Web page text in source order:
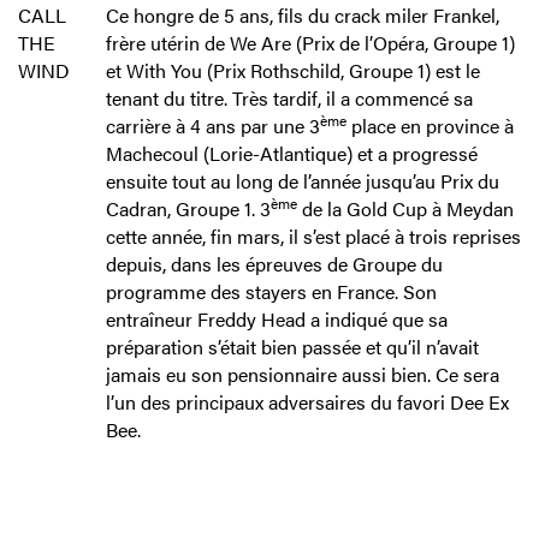
CALL
THE
WIND
Ce hongre de 5 ans, fils du crack miler Frankel,
frère utérin de We Are (Prix de l’Opéra, Groupe 1)
et With You (Prix Rothschild, Groupe 1) est le
tenant du titre. Très tardif, il a commencé sa
carrière à 4 ans par une 3ème place en province à
Machecoul (Lorie-Atlantique) et a progressé
ensuite tout au long de l’année jusqu’au Prix du
Cadran, Groupe 1. 3ème de la Gold Cup à Meydan
cette année, fin mars, il s’est placé à trois reprises
depuis, dans les épreuves de Groupe du
programme des stayers en France. Son
entraîneur Freddy Head a indiqué que sa
préparation s’était bien passée et qu’il n’avait
jamais eu son pensionnaire aussi bien. Ce sera
l’un des principaux adversaires du favori Dee Ex
Bee.